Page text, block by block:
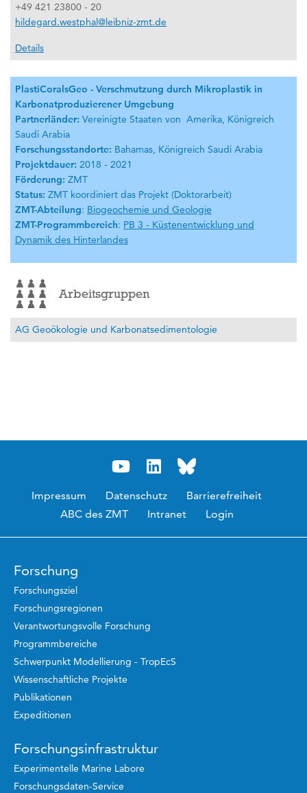
+49 421 23800 - 20
hildegard.westphal@leibniz-zmt.de
Details
PlastiCoralsGeo - Verschmutzung durch Mikroplastik in
Karbonatproduzierener Umgebung
Partnerländer: Vereinigte Staaten von Amerika, Königreich
Saudi Arabia
Forschungsstandorte: Bahamas, Königreich Saudi Arabia
Projektdauer: 2018 - 2021
Förderung: ZMT
Status: ZMT koordiniert das Projekt (Doktorarbeit)
ZMT-Abteilung: Biogeochemie und Geologie
ZMT-Programmbereich: PB 3 - Küstenentwicklung und
Dynamik des Hinterlandes
Arbeitsgruppen
AG Geoökologie und Karbonatsedimentologie
Impressum Datenschutz
Barrierefreiheit
ABC des ZMT
Intranet Login
Forschung
Forschungsziel
Forschungsregionen
Verantwortungsvolle Forschung
Programmbereiche
Schwerpunkt Modellierung - TropEcS
Wissenschaftliche Projekte
Publikationen
Expeditionen
Forschungsinfrastruktur
Experimentelle Marine Labore
Forschungsdaten-Service